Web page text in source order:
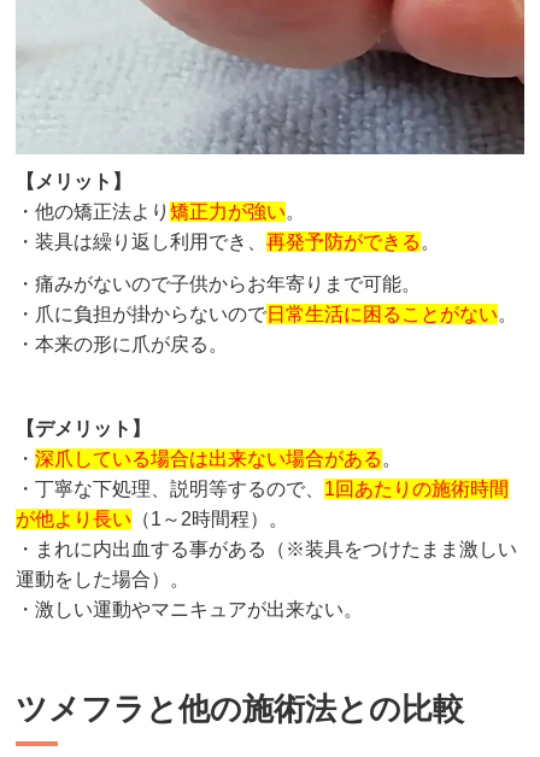
【メリット】
・他の矯正法より矯正力が強い。
・装具は繰り返し利用でき、再発予防ができる 。
・痛みがないので子供からお年寄りまで可能。
・爪に負担が掛からないので日常生活に困ることがない。
・本来の形に爪が戻る。
【デメリット】
・深爪している場合は出来ない場合がある 。
・丁寧な下処理、説明等するので、 1回あたりの施術時間
が他より長い （1～2時間程）。
・まれに内出血する事がある（※装具をつけたまま激しい
運動をした場合）。
・激しい運動やマニキュアが出来ない。
ツメフラと他の施術法との比較